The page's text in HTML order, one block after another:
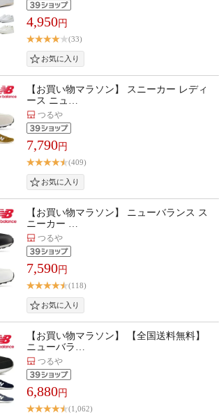
4,950円
(33)
【お買い物マラソン】 スニーカー レディ
ース ニュ…
つるや
7,790円
(409)
【お買い物マラソン】 ニューバランス ス
ニーカー …
つるや
7,590円
(118)
【お買い物マラソン】 【全国送料無料】
ニューバラ…
つるや
6,880円
(1,062)